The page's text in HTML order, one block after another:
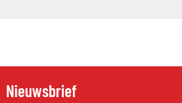
Nieuwsbrief